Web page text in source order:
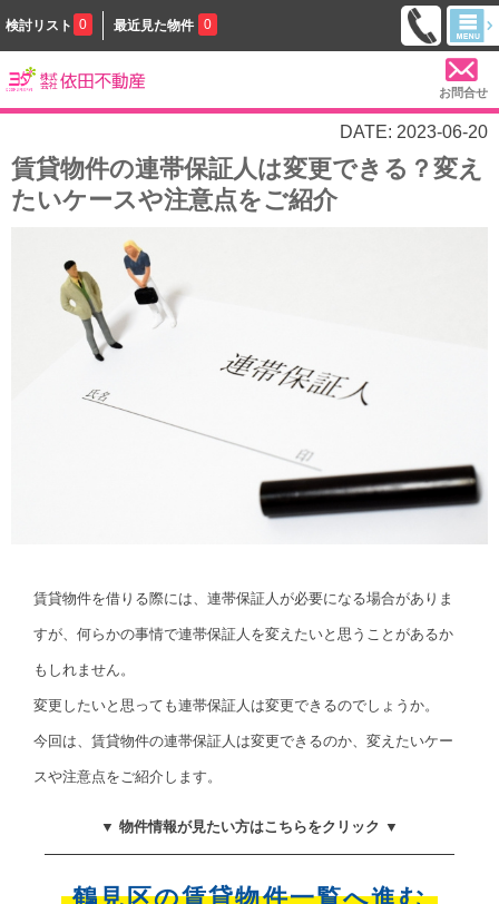
検討リスト 0 最近見た物件 0
お問合せ
DATE: 2023-06-20
賃貸物件の連帯保証人は変更できる？変え
たいケースや注意点をご紹介
賃貸物件を借りる際には、連帯保証人が必要になる場合がありま
すが、何らかの事情で連帯保証人を変えたいと思うことがあるか
もしれません。
変更したいと思っても連帯保証人は変更できるのでしょうか。
今回は、賃貸物件の連帯保証人は変更できるのか、変えたいケー
スや注意点をご紹介します。
▼ 物件情報が見たい方はこちらをクリック ▼
鶴見区の賃貸物件一覧へ進む